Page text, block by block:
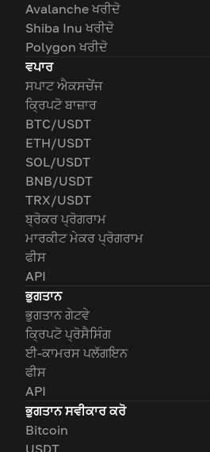
Avalanche ਖਰੀਦੋ
Shiba Inu ਖਰੀਦੋ
Polygon ਖਰੀਦੋ
ਵਪਾਰ
ਸਪਾਟ ਐਕਸਚੇਂਜ
ਕ੍ਰਿਪਟੋ ਬਾਜ਼ਾਰ
BTC/USDT
ETH/USDT
SOL/USDT
BNB/USDT
TRX/USDT
ਬ੍ਰੋਕਰ ਪ੍ਰੋਗਰਾਮ
ਮਾਰਕੀਟ ਮੇਕਰ ਪ੍ਰੋਗਰਾਮ
ਫੀਸ
API
ਭੁਗਤਾਨ
ਭੁਗਤਾਨ ਗੇਟਵੇ
ਕ੍ਰਿਪਟੋ ਪ੍ਰੋਸੈਸਿੰਗ
ਈ-ਕਾਮਰਸ ਪਲੱਗਇਨ
ਫੀਸ
API
ਭੁਗਤਾਨ ਸਵੀਕਾਰ ਕਰੋ
Bitcoin